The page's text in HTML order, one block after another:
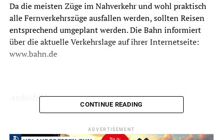
Da die meisten Züge im Nahverkehr und wohl praktisch
alle Fernverkehrszüge ausfallen werden, sollten Reisen
entsprechend umgeplant werden. Die Bahn informiert
über die aktuelle Verkehrslage auf ihrer Internetseite:
www.bahn.de
Archivbild
CONTINUE READING
ADVERTISEMENT